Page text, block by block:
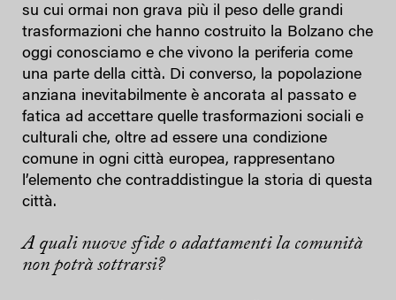
su cui ormai non grava più il peso delle grandi
trasformazioni che hanno costruito la Bolzano che
oggi conosciamo e che vivono la periferia come
una parte della città. Di converso, la popolazione
anziana inevitabilmente è ancorata al passato e
fatica ad accettare quelle trasformazioni sociali e
culturali che, oltre ad essere una condizione
comune in ogni città europea, rappresentano
l’elemento che contraddistingue la storia di questa
città.
A quali nuove sfide o adattamenti la comunità
non potrà sottrarsi?